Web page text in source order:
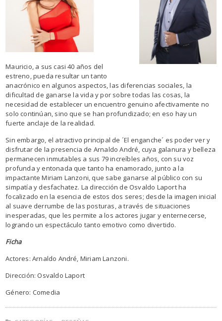
Mauricio, a sus casi 40 años del
estreno, pueda resultar un tanto
anacrónico en algunos aspectos, las diferencias sociales, la
dificultad de ganarse la vida y por sobre todas las cosas, la
necesidad de establecer un encuentro genuino afectivamente no
solo continúan, sino que se han profundizado; en eso hay un
fuerte anclaje de la realidad.
Sin embargo, el atractivo principal de ´El enganche´ es poder ver y
disfrutar de la presencia de Arnaldo André, cuya galanura y belleza
permanecen inmutables a sus 79 increíbles años, con su voz
profunda y entonada que tanto ha enamorado, junto a la
impactante Miriam Lanzoni, que sabe ganarse al público con su
simpatía y desfachatez. La dirección de Osvaldo Laport ha
focalizado en la esencia de estos dos seres; desde la imagen inicial
al suave derrumbe de las posturas, a través de situaciones
inesperadas, que les permite a los actores jugar y enternecerse,
logrando un espectáculo tanto emotivo como divertido.
Ficha
Actores: Arnaldo André, Miriam Lanzoni.
Dirección: Osvaldo Laport
Género: Comedia